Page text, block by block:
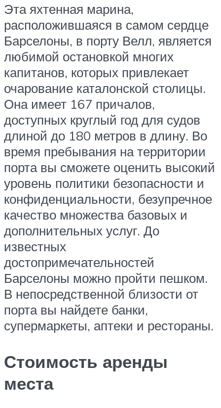
Эта яхтенная марина,
расположившаяся в самом сердце
Барселоны, в порту Велл, является
любимой остановкой многих
капитанов, которых привлекает
очарование каталонской столицы.
Она имеет 167 причалов,
доступных круглый год для судов
длиной до 180 метров в длину. Во
время пребывания на территории
порта вы сможете оценить высокий
уровень политики безопасности и
конфиденциальности, безупречное
качество множества базовых и
дополнительных услуг. До
известных
достопримечательностей
Барселоны можно пройти пешком.
В непосредственной близости от
порта вы найдете банки,
супермаркеты, аптеки и рестораны.
Стоимость аренды
места